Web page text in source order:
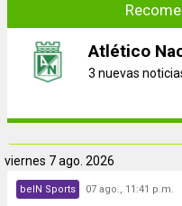
Atlético
3 nuevas
viernes 7 ago. 2026
beIN Sports 07 ago., 11:41 p.m.